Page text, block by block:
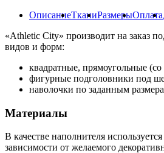
ОписаниеТканиРазмерыОплата
«Athletic City» производит на заказ
видов и форм:
квадратные, прямоугольные
фигурные подголовники под
наволочки по заданным
Материалы
В качестве наполнителя
зависимости от желаемого